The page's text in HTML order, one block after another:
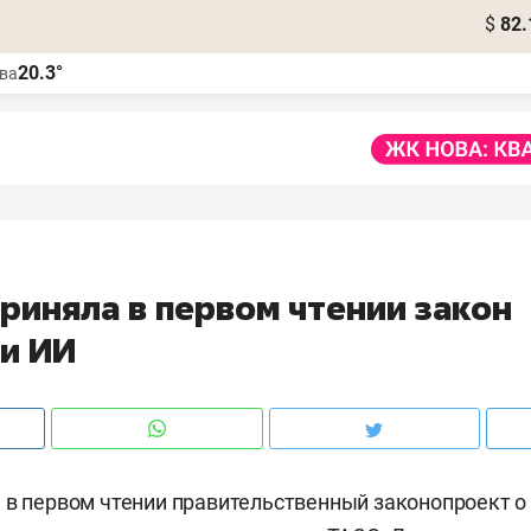
$
20.3°
в первом чтении закон
ИИ
первом чтении правительственный законопроект о